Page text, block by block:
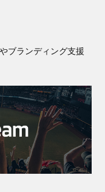
ブランディング⽀援